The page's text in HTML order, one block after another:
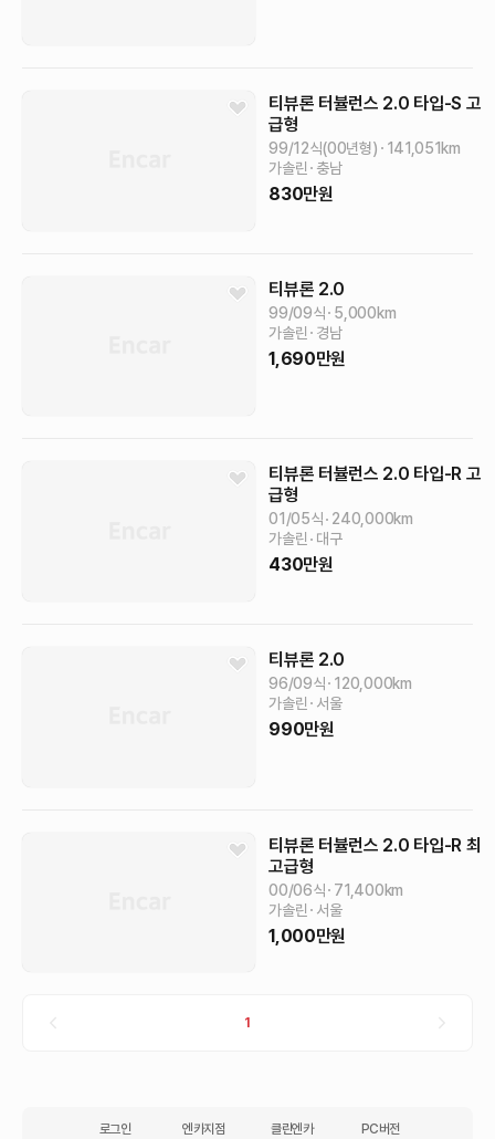
티뷰론 터뷸런스 2.0 타입-S 고
급형
99/12식(00년형) 141,051 km
가솔린
충남
830만원
티뷰론 2.0
99/09식 5,000km
가솔린
경남
1,690만원
티뷰론 터뷸런스 2.0 타입-R 고
급형
01/05식 240,000km
가솔린
대구
430만원
티뷰론 2.0
96/09식 120,000km
가솔린
서울
990만원
티뷰론 터뷸런스 2.0 타입-R 최
고급형
00/06식 71,400km
가솔린
서울
1,000만원
1
로그인 엔카지점 클린엔카 PC버전